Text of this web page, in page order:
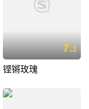
7.3
铿锵玫瑰